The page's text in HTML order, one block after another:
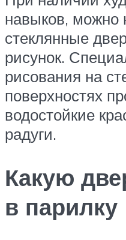
навыков, можно
стеклянные
рисунок.
рисования на
поверхностях
водостойкие
радуги.
Какую
в парилку